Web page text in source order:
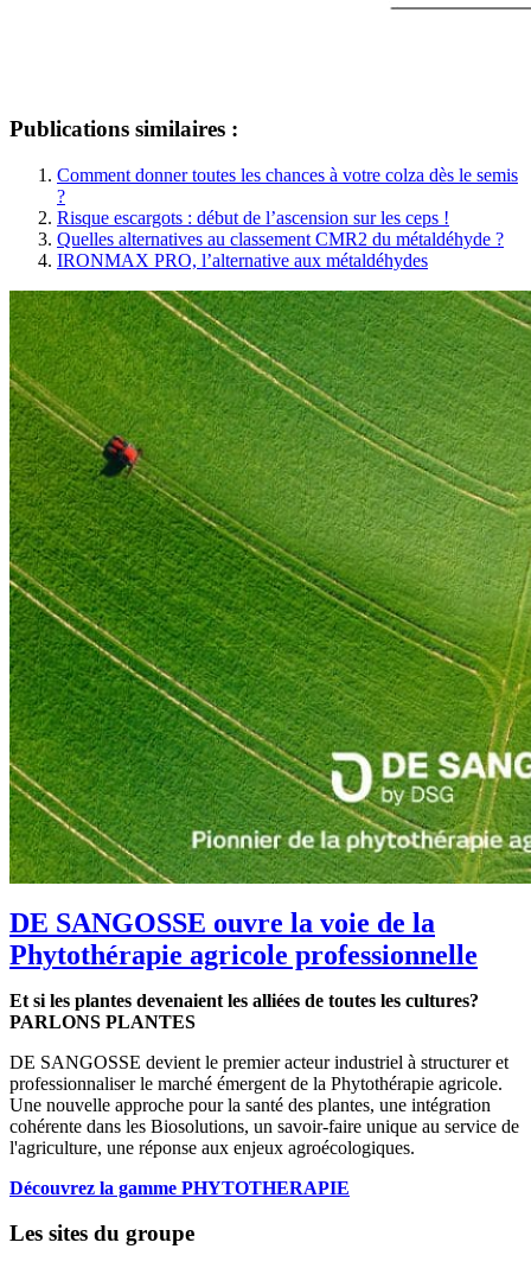
Publications similaires :
Comment donner toutes les chances à votre colza dès le semis
?
Risque escargots : début de l’ascension sur les ceps !
Quelles alternatives au classement CMR2 du métaldéhyde ?
IRONMAX PRO, l’alternative aux métaldéhydes
DE SANGOSSE ouvre la voie de la
Phytothérapie agricole professionnelle
Et si les plantes devenaient les alliées de toutes les cultures?
PARLONS PLANTES
DE SANGOSSE devient le premier acteur industriel à structurer et
professionnaliser le marché émergent de la Phytothérapie agricole.
Une nouvelle approche pour la santé des plantes, une intégration
cohérente dans les Biosolutions, un savoir-faire unique au service de
l'agriculture, une réponse aux enjeux agroécologiques.
Découvrez la gamme PHYTOTHERAPIE
Les sites du groupe